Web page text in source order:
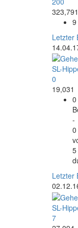
323,791
Letzter
SL-
0
19,031
0
-
0
5
Letzter
SL-
7